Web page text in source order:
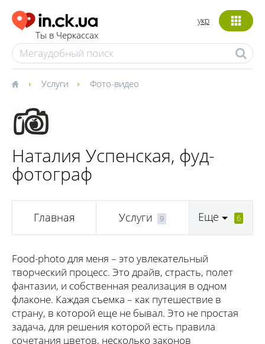
Ты в Черкассах
укр
Услуги Фото-видео
Наталия Успенская, фуд-
фотограф
Главная Услуги 9 Еще 6
Food-photo для меня – это увлекательный
творческий процесс. Это драйв, страсть, полет
фантазии, и собственная реализация в одном
флаконе. Каждая съемка – как путешествие в
страну, в которой еще не бывал. Это не простая
задача, для решения которой есть правила
сочетания цветов, несколько законов